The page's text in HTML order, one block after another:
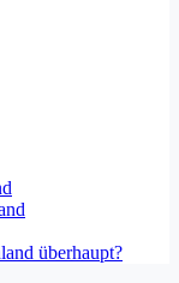
überhaupt?